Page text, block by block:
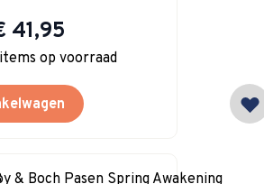
Price
41,95
op voorraad